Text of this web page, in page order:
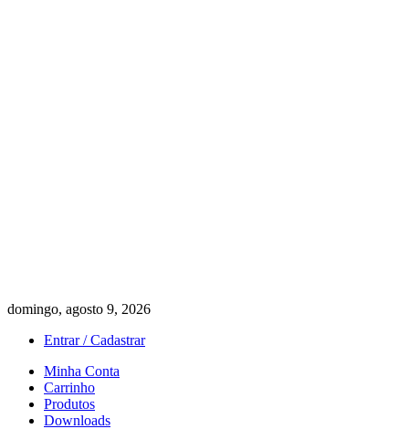
domingo, agosto 9, 2026
Entrar / Cadastrar
Minha Conta
Carrinho
Produtos
Downloads